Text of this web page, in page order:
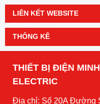
LIÊN KẾT WEBSITE
THỐNG KÊ
THIẾT BỊ ĐIỆN
ELECTRIC
Địa chỉ: Số 20A Đường